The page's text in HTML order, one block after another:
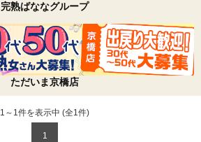
完熟ばななグループ
ただいま京橋店
1～1件を表示中 (全1件)
1